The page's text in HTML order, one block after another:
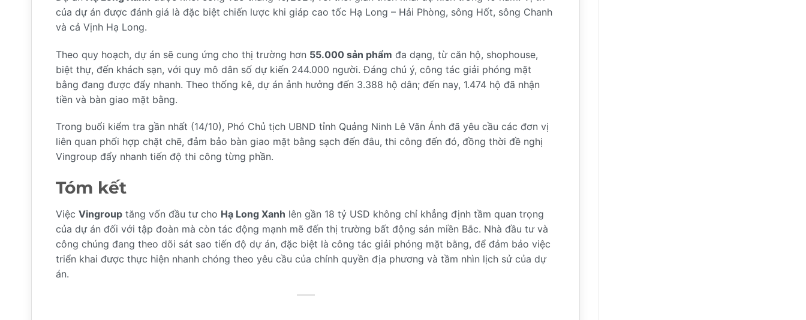
của dự án được đánh giá là đặc biệt chiến lược khi giáp cao tốc Hạ Long – Hải Phòng, sông Hốt, sông Chanh
và cả Vịnh Hạ Long.
Theo quy hoạch, dự án sẽ cung ứng cho thị trường hơn 55.000 sản phẩm đa dạng, từ căn hộ, shophouse,
biệt thự, đến khách sạn, với quy mô dân số dự kiến 244.000 người. Đáng chú ý, công tác giải phóng mặt
bằng đang được đẩy nhanh. Theo thống kê, dự án ảnh hưởng đến 3.388 hộ dân; đến nay, 1.474 hộ đã nhận
tiền và bàn giao mặt bằng.
Trong buổi kiểm tra gần nhất (14/10), Phó Chủ tịch UBND tỉnh Quảng Ninh Lê Văn Ánh đã yêu cầu các đơn vị
liên quan phối hợp chặt chẽ, đảm bảo bàn giao mặt bằng sạch đến đâu, thi công đến đó, đồng thời đề nghị
Vingroup đẩy nhanh tiến độ thi công từng phần.
Tóm kết
Việc Vingroup tăng vốn đầu tư cho Hạ Long Xanh lên gần 18 tỷ USD không chỉ khẳng định tầm quan trọng
của dự án đối với tập đoàn mà còn tác động mạnh mẽ đến thị trường bất động sản miền Bắc. Nhà đầu tư và
công chúng đang theo dõi sát sao tiến độ dự án, đặc biệt là công tác giải phóng mặt bằng, để đảm bảo việc
triển khai được thực hiện nhanh chóng theo yêu cầu của chính quyền địa phương và tầm nhìn lịch sử của dự
án.